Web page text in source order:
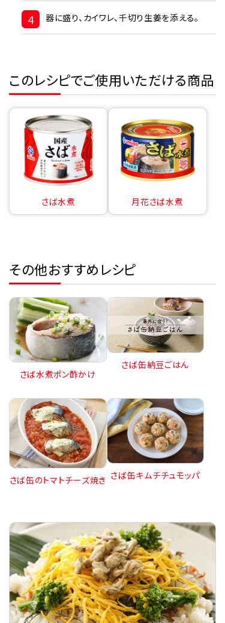
4 器に盛り、カイワレ、千切り生姜を添える。
このレシピでご使用いただける商品
さば水煮 月花さば水煮
その他おすすめレシピ
さば水煮ポン酢かけ
さば缶納豆ごはん
さば缶のトマトチーズ焼き さば缶キムチチュモッパ